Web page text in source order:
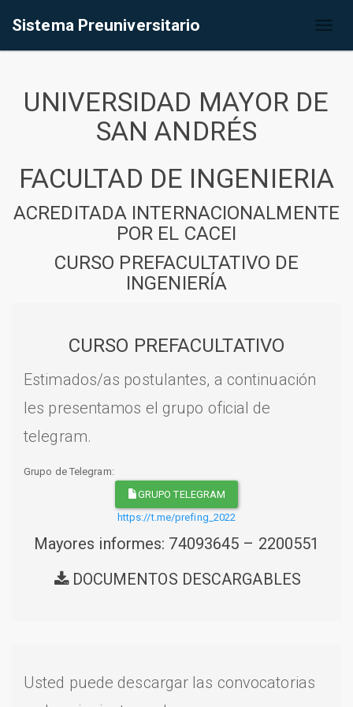
Sistema Preuniversitario
UNIVERSIDAD MAYOR DE
SAN ANDRÉS
FACULTAD DE INGENIERIA
ACREDITADA INTERNACIONALMENTE
POR EL CACEI
CURSO PREFACULTATIVO DE
INGENIERÍA
CURSO PREFACULTATIVO
Estimados/as postulantes, a continuación
les presentamos el grupo oficial de
telegram.
Grupo de Telegram:
GRUPO TELEGRAM
https://t.me/prefing_2022
Mayores informes: 74093645 – 2200551
DOCUMENTOS DESCARGABLES
Usted puede descargar las convocatorias